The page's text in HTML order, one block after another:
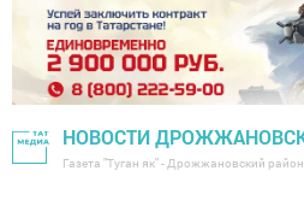
НОВОСТИ
Газета "Туган як" - Дрожжановский район